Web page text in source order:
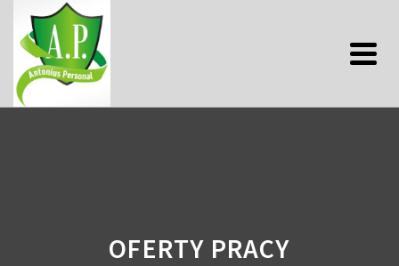
OFERTY PRACY